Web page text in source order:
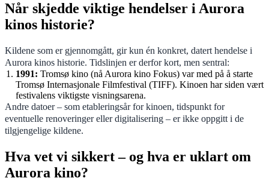
Når skjedde viktige hendelser i Aurora
kinos historie?
Kildene som er gjennomgått, gir kun én konkret, datert hendelse i
Aurora kinos historie. Tidslinjen er derfor kort, men sentral:
1991: Tromsø kino (nå Aurora kino Fokus) var med på å starte
Tromsø Internasjonale Filmfestival (TIFF). Kinoen har siden vært
festivalens viktigste visningsarena.
Andre datoer – som etableringsår for kinoen, tidspunkt for
eventuelle renoveringer eller digitalisering – er ikke oppgitt i de
tilgjengelige kildene.
Hva vet vi sikkert – og hva er uklart om
Aurora kino?